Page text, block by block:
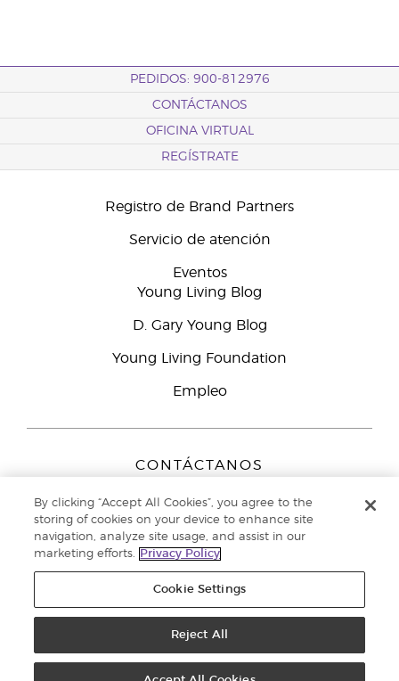
PEDIDOS: 900-812976
CONTÁCTANOS
OFICINA VIRTUAL
REGÍSTRATE
Registro de Brand Partners
Servicio de atención
Eventos
Young Living Blog
D. Gary Young Blog
Young Living Foundation
Empleo
CONTÁCTANOS
Peizerweg 97
9727 AJ Groningen
Netherlands
Servicio de atención:900-812976
reservados. |Política de privacidad
By clicking “Accept All Cookies”, you agree to the
storing of cookies on your device to enhance site
navigation, analyze site usage, and assist in our
marketing efforts.
Privacy Policy
Cookie Settings
Reject All